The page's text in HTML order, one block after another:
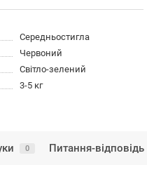
Середньостигла
Червоний
Світло-зелений
3-5 кг
0 Питання-відповідь